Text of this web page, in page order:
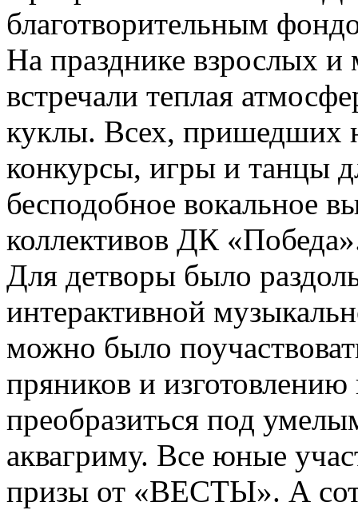
благотворительным
На празднике взрослых
встречали теплая
куклы. Всех, пришедших
конкурсы, игры и танцы
бесподобное вокальное
коллективов ДК
Для детворы было
интерактивной
можно было
пряников и
преобразиться под
аквагриму. Все юные
призы от «ВЕСТЫ». А